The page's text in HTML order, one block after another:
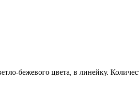
бежевого цвета, в линейку.